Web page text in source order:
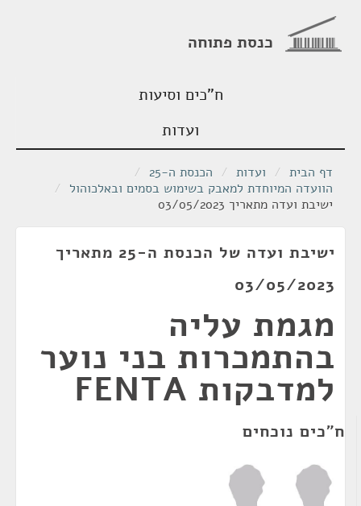
כנסת פתוחה
ח"כים וסיעות
ועדות
דף הבית / ועדות / הכנסת ה-25
/
הוועדה המיוחדת למאבק בשימוש בסמים ובאלכוהול /
ישיבת ועדה מתאריך 03/05/2023
ישיבת ועדה של הכנסת ה-25 מתאריך
03/05/2023
מגמת עליה
בהתמכרות בני נוער
למדבקות FENTA
ח"כים נוכחים